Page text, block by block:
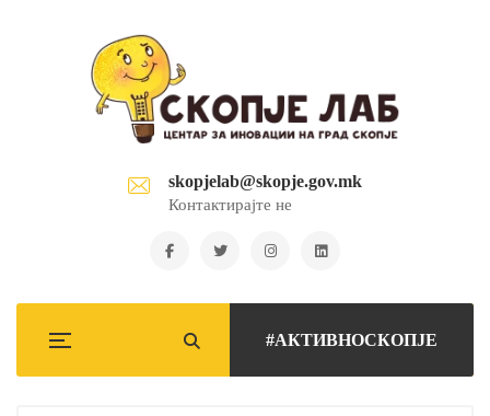
skopjelab@skopje.gov.mk
Контактирајте не
#АКТИВНОСКОПЈЕ